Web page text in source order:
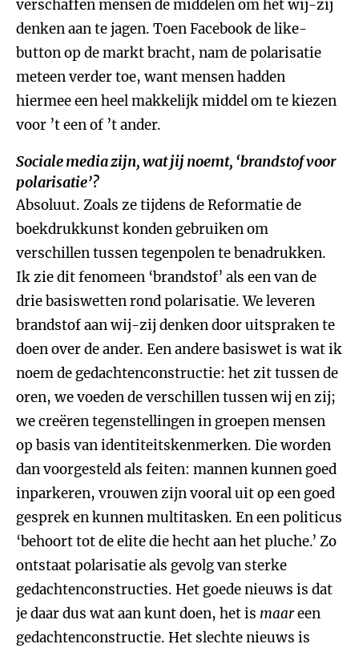
verschaffen mensen de middelen om het wij-zij
denken aan te jagen. Toen Facebook de like-
button op de markt bracht, nam de polarisatie
meteen verder toe, want mensen hadden
hiermee een heel makkelijk middel om te kiezen
voor ’t een of ’t ander.
Sociale media zijn, wat jij noemt, ‘brandstof voor
polarisatie’?
Absoluut. Zoals ze tijdens de Reformatie de
boekdrukkunst konden gebruiken om
verschillen tussen tegenpolen te benadrukken.
Ik zie dit fenomeen ‘brandstof’ als een van de
drie basiswetten rond polarisatie. We leveren
brandstof aan wij-zij denken door uitspraken te
doen over de ander. Een andere basiswet is wat ik
noem de gedachtenconstructie: het zit tussen de
oren, we voeden de verschillen tussen wij en zij;
we creëren tegenstellingen in groepen mensen
op basis van identiteitskenmerken. Die worden
dan voorgesteld als feiten: mannen kunnen goed
inparkeren, vrouwen zijn vooral uit op een goed
gesprek en kunnen multitasken. En een politicus
‘behoort tot de elite die hecht aan het pluche.’ Zo
ontstaat polarisatie als gevolg van sterke
gedachtenconstructies. Het goede nieuws is dat
je daar dus wat aan kunt doen, het is maareen
gedachtenconstructie. Het slechte nieuws is